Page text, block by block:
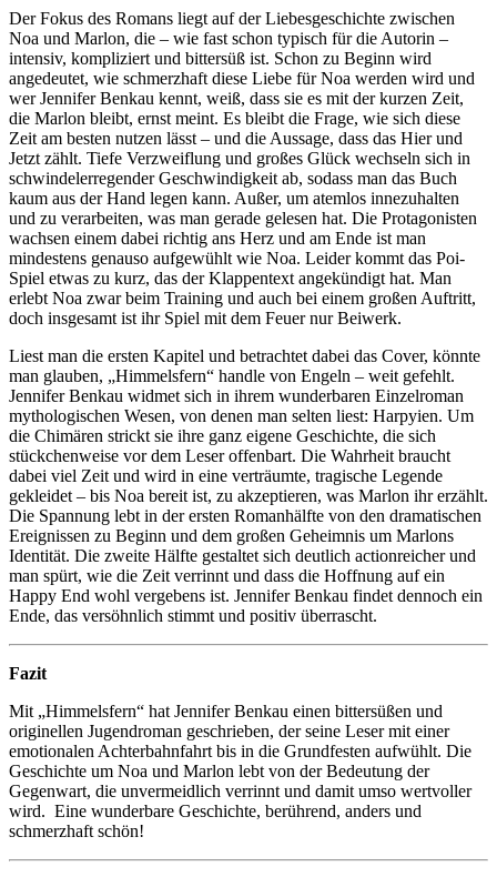
Der Fokus des Romans liegt auf der Liebesgeschichte zwischen
Noa und Marlon, die – wie fast schon typisch für die Autorin –
intensiv, kompliziert und bittersüß ist. Schon zu Beginn wird
angedeutet, wie schmerzhaft diese Liebe für Noa werden wird und
wer Jennifer Benkau kennt, weiß, dass sie es mit der kurzen Zeit,
die Marlon bleibt, ernst meint. Es bleibt die Frage, wie sich diese
Zeit am besten nutzen lässt – und die Aussage, dass das Hier und
Jetzt zählt. Tiefe Verzweiflung und großes Glück wechseln sich in
schwindelerregender Geschwindigkeit ab, sodass man das Buch
kaum aus der Hand legen kann. Außer, um atemlos innezuhalten
und zu verarbeiten, was man gerade gelesen hat. Die Protagonisten
wachsen einem dabei richtig ans Herz und am Ende ist man
mindestens genauso aufgewühlt wie Noa. Leider kommt das Poi-
Spiel etwas zu kurz, das der Klappentext angekündigt hat. Man
erlebt Noa zwar beim Training und auch bei einem großen Auftritt,
doch insgesamt ist ihr Spiel mit dem Feuer nur Beiwerk.
Liest man die ersten Kapitel und betrachtet dabei das Cover, könnte
man glauben, „Himmelsfern“ handle von Engeln – weit gefehlt.
Jennifer Benkau widmet sich in ihrem wunderbaren Einzelroman
mythologischen Wesen, von denen man selten liest: Harpyien. Um
die Chimären strickt sie ihre ganz eigene Geschichte, die sich
stückchenweise vor dem Leser offenbart. Die Wahrheit braucht
dabei viel Zeit und wird in eine verträumte, tragische Legende
gekleidet – bis Noa bereit ist, zu akzeptieren, was Marlon ihr erzählt.
Die Spannung lebt in der ersten Romanhälfte von den dramatischen
Ereignissen zu Beginn und dem großen Geheimnis um Marlons
Identität. Die zweite Hälfte gestaltet sich deutlich actionreicher und
man spürt, wie die Zeit verrinnt und dass die Hoffnung auf ein
Happy End wohl vergebens ist. Jennifer Benkau findet dennoch ein
Ende, das versöhnlich stimmt und positiv überrascht.
Fazit
Mit „Himmelsfern“ hat Jennifer Benkau einen bittersüßen und
originellen Jugendroman geschrieben, der seine Leser mit einer
emotionalen Achterbahnfahrt bis in die Grundfesten aufwühlt. Die
Geschichte um Noa und Marlon lebt von der Bedeutung der
Gegenwart, die unvermeidlich verrinnt und damit umso wertvoller
wird. Eine wunderbare Geschichte, berührend, anders und
schmerzhaft schön!